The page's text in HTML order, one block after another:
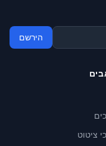
הירשם
ציטוט